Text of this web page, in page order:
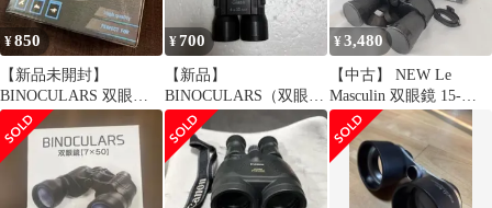
¥850
【新品未開封】
BINOCULARS 双眼鏡
本体
¥700
【新品】
BINOCULARS（双眼
鏡）
¥3,480
【中古】 NEW Le
Masculin 双眼鏡 15-
50×50 ズーム式 高倍率
三脚取付可 ケース 説明
書 箱付き オペラグラス
観劇 ライブ スポーツ観
戦 アウトドア W-636